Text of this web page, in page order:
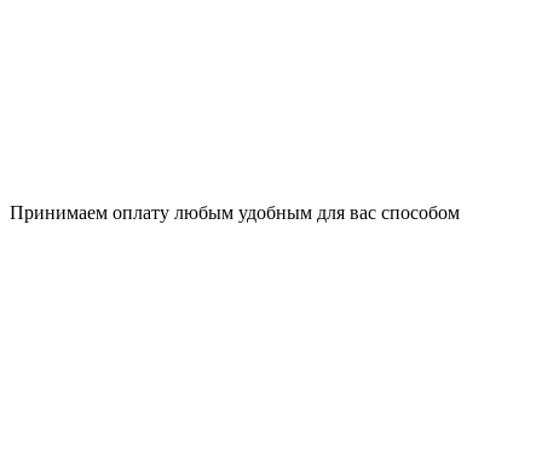
Принимаем оплату любым удобным для вас способом